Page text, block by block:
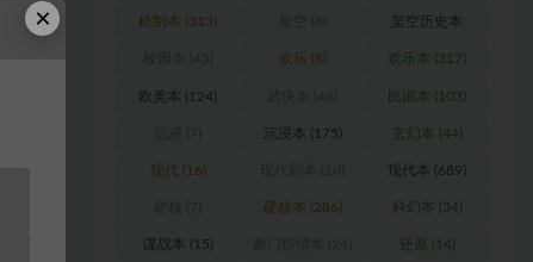
机制本 (313) 架空历史本
(102)
欢乐 (8) 欢乐本 (317)
欧美本 (124) 民国本 (103)
沉浸本 (175) 玄幻本 (44)
现代 (16) 现代本 (689)
硬核本 (286) 科幻本 (34)
谍战本 (15) 还原 (14)
×